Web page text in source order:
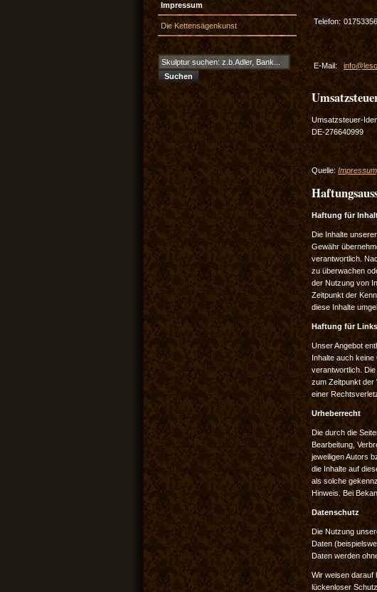
Telefon:
E-Mail:
Umsatzsteuer-
DE-276640999
Quelle:
Haftung für
Die Inhalte
Gewähr
verantwortlich.
zu überwachen
der Nutzung von
Zeitpunkt der
diese Inhalte
Haftung für Links
Unser Angebot
Inhalte auch
verantwortlich.
zum Zeitpunkt der
einer
Urheberrecht
Die durch die
Bearbeitung,
jeweiligen Autors
die Inhalte auf
als solche
Hinweis. Bei
Datenschutz
Die Nutzung
Daten
Daten werden
Wir weisen darauf
lückenloser
Impressum
Die Kettensägenkunst